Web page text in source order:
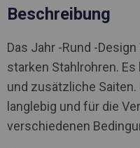
Beschreibung
Das Jahr -Rund -
starken Stahlrohren.
und zusätzliche
langlebig und für die
verschiedenen